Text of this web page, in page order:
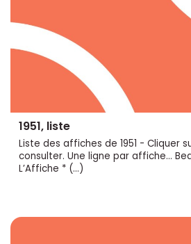
1951, liste
Liste des affiches de 1951 - Cliquer
consulter. Une ligne par affiche...
L’Affiche * (…)